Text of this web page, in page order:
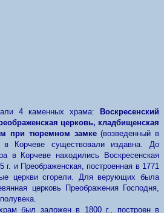
4 каменных храма:
Воскресенский
церковь, кладбищенская
при тюремном замке(возведенный в
Корчеве существовали издавна. До
в Корчеве находились Воскресенская
г. и Преображенская, построенная в 1771
церкви сгорели. Для верующих была
церковь Преображения Господня,
был заложен в 1800 г., построен в